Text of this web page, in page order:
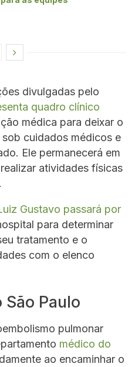
divulgadas pelo
quadro clínico
médica para deixar o
cuidados médicos e
Ele permanecerá em
atividades físicas
Gustavo passará por
para determinar
tratamento e o
com o elenco
Paulo
pulmonar
médico do
ao encaminhar o